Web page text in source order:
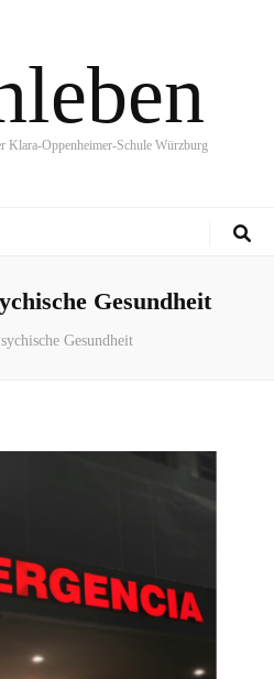
Klara-Oppenheimer-Schule Würzburg
Gesundheit
Gesundheit